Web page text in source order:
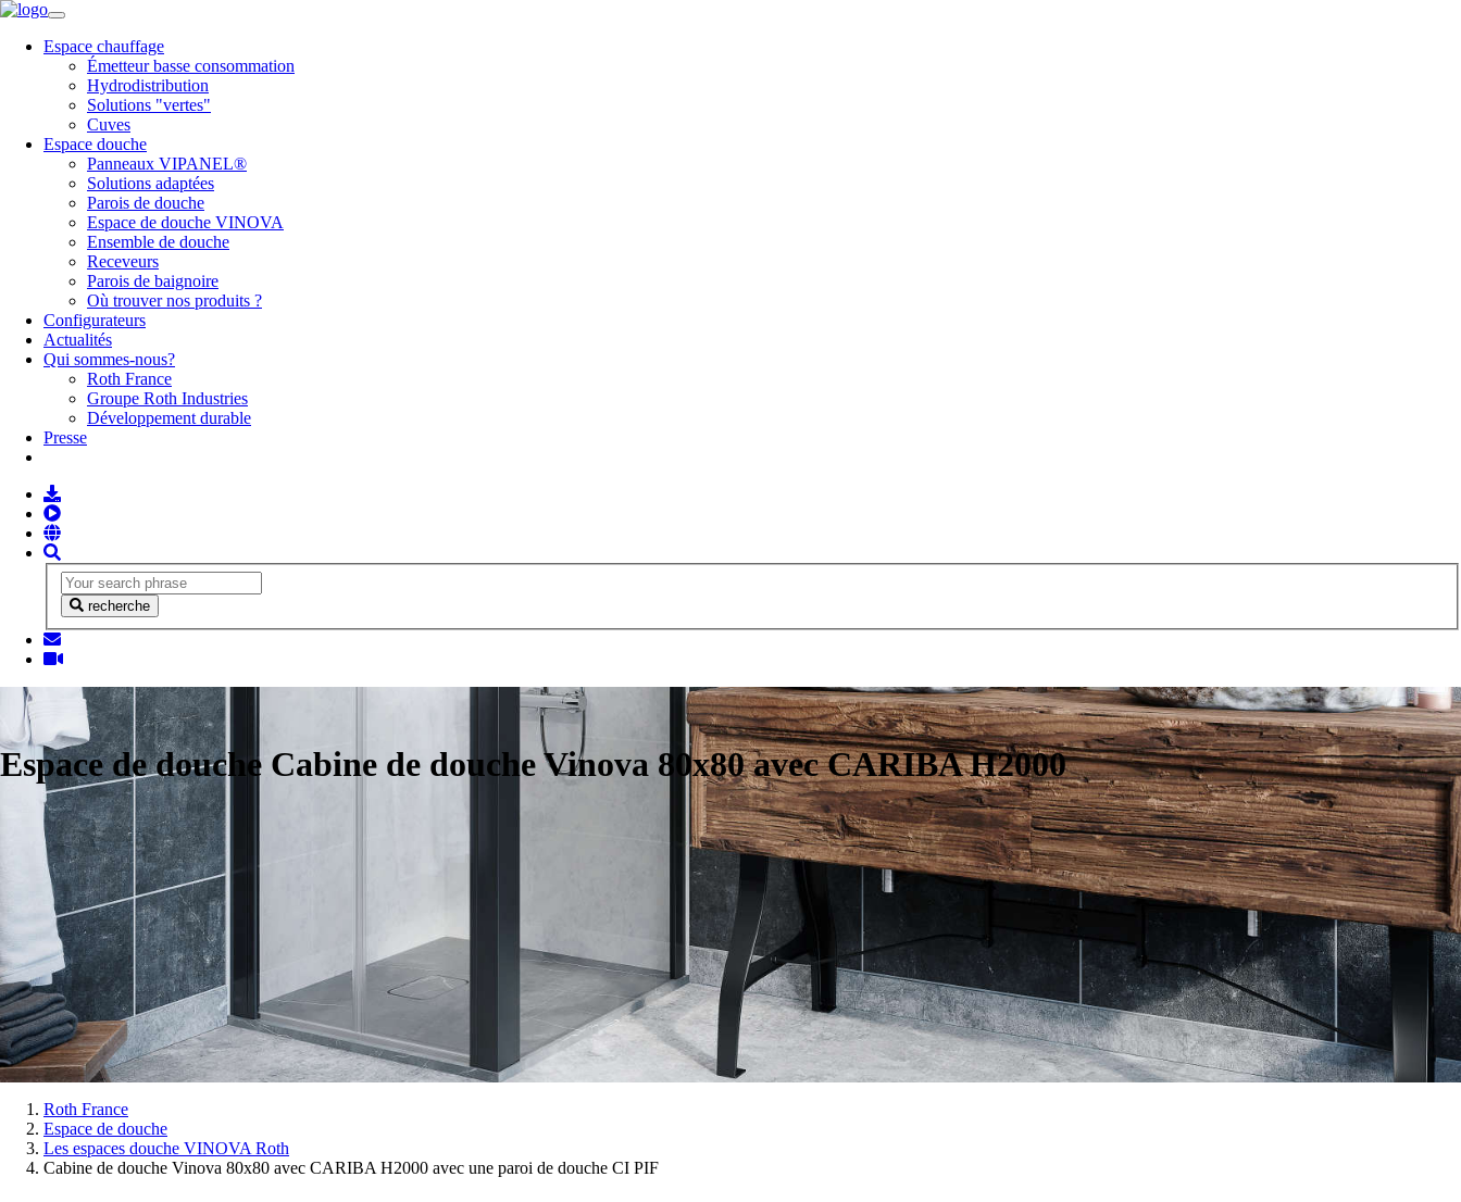
Espace chauffage
Émetteur basse consommation
Hydrodistribution
Solutions "vertes"
Cuves
Espace douche
Panneaux VIPANEL®
Solutions adaptées
Parois de douche
Espace de douche VINOVA
Ensemble de douche
Receveurs
Parois de baignoire
Où trouver nos produits ?
Configurateurs
Actualités
Qui sommes-nous?
Roth France
Groupe Roth Industries
Développement durable
Presse
recherche
Espace de douche Cabine de douche Vinova 80x80 avec CARIBA H2000
Vous
êtes
Roth France
Espace de douche
Les espaces douche VINOVA Roth
Cabine de douche Vinova 80x80 avec CARIBA H2000 avec une paroi de douche CI PIF